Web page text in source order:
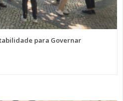
para Governar